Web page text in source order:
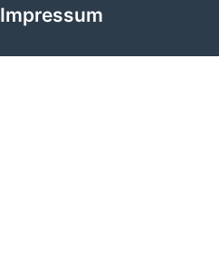
Impressum